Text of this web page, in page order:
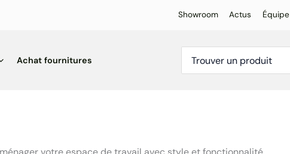
Showroom Actus Équipe
Achat fournitures